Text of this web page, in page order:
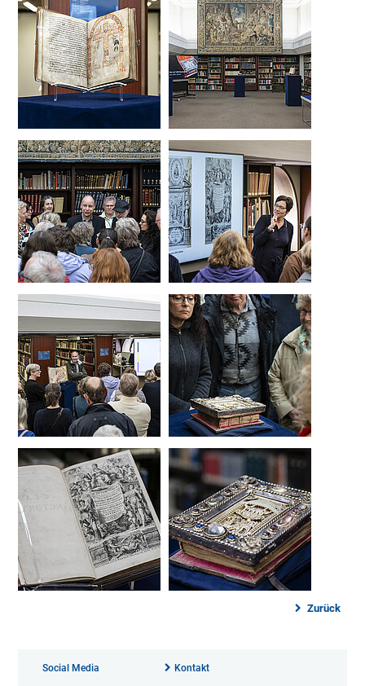
Zurück
Social Media Kontakt